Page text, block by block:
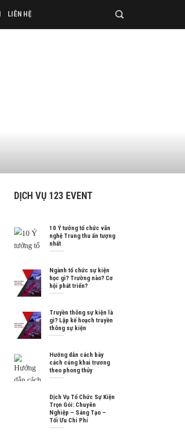
LIÊN HỆ
DỊCH VỤ 123 EVENT
10 Ý tưởng tổ chức văn
nghệ Trung thu ấn tượng
nhất
Ngành tổ chức sự kiện
học gì? Trường nào? Cơ
hội phát triển?
Truyền thông sự kiện là
gì? Lập kế hoạch truyền
thông sự kiện
Hướng dẫn cách bày
cách cúng khai trương
theo phong thủy
Dịch Vụ Tổ Chức Sự Kiện
Trọn Gói: Chuyên
Nghiệp – Sáng Tạo –
Tối Ưu Chi Phí